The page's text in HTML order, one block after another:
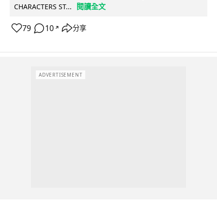
CHARACTERS ST...
閱讀全文
79 10 ↗ 分享
ADVERTISEMENT